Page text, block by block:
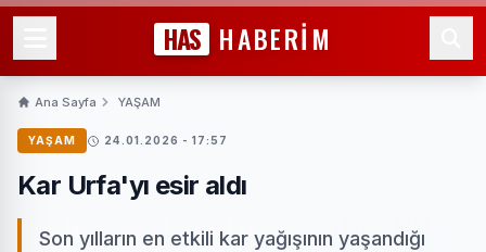
HAS HABERİM
Ana Sayfa YAŞAM
YAŞAM 24.01.2026 - 17:57
Kar Urfa'yı esir aldı
Son yılların en etkili kar yağışının yaşandığı